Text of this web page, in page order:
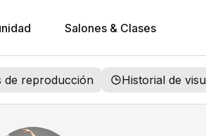
Salones & Clases
de reproducción Historial de